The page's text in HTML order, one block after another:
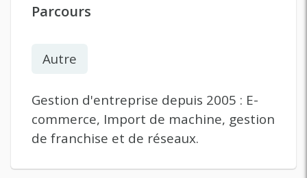
Parcours
Autre
Gestion d'entreprise depuis 2005 : E-
commerce, Import de machine, gestion
de franchise et de réseaux.